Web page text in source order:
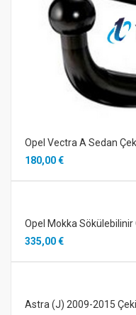
Opel Vectra A Sedan
180,00 €
Opel Mokka Sökülebilinir
335,00 €
Astra (J) 2009-2015